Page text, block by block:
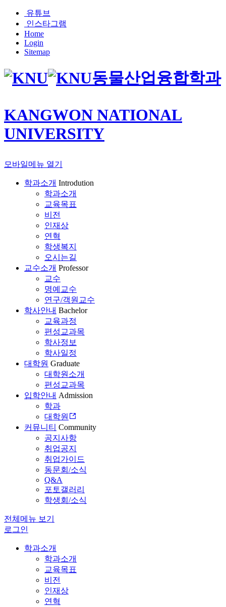
유튜브
인스타그램
Home
Login
Sitemap
동물산업융합학과
KANGWON NATIONAL
UNIVERSITY
모바일메뉴 열기
학과소개 Introdution
학과소개
교육목표
비전
인재상
연혁
학생복지
오시는길
교수소개 Professor
교수
명예교수
연구/객원교수
학사안내 Bachelor
교육과정
편성교과목
학사정보
학사일정
대학원 Graduate
대학원소개
편성교과목
입학안내 Admission
학과
대학원
커뮤니티 Community
공지사항
취업공지
취업가이드
동문회/소식
Q&A
포토갤러리
학생회/소식
전체메뉴 보기
로그인
학과소개
학과소개
교육목표
비전
인재상
연혁